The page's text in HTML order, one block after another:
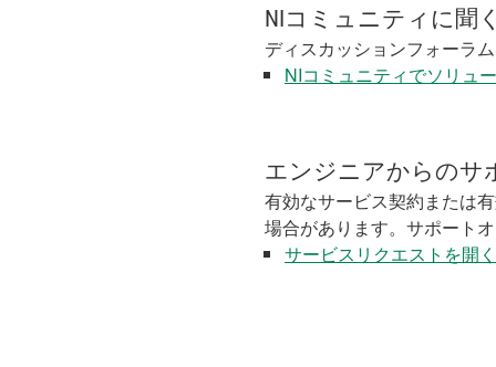
NIコミュニティに聞
ディスカッションフォーラ
NIコミュニティでソリュ
エンジニアからのサ
有効なサービス契約または
場合があります。サポート
サービスリクエストを開く